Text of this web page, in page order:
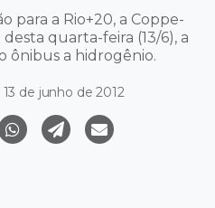
para a Rio+20, a Coppe-
desta quarta-feira (13/6), a
ônibus a hidrogênio.
13 de junho de 2012